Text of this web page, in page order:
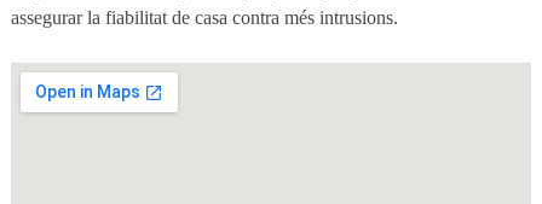
assegurar la fiabilitat de casa contra més intrusions.